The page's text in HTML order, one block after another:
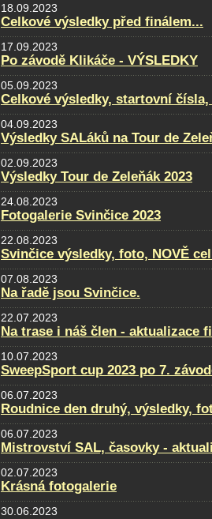
18.09.2023
Celkové výsledky před finálem...
17.09.2023
Po závodě Klikáče - VÝSLEDKY
05.09.2023
Celkové výsledky, startovní
04.09.2023
Výsledky SALáků na Tour de
02.09.2023
Výsledky Tour de Zeleňák 2023
24.08.2023
Fotogalerie Svinčice 2023
22.08.2023
Svinčice výsledky, foto, NOVĚ
07.08.2023
Na řadě jsou Svinčice.
22.07.2023
Na trase i náš člen - aktualizace
10.07.2023
SweepSport cup 2023 po 7.
06.07.2023
Roudnice den druhý, výsledky,
06.07.2023
Mistrovství SAL, časovky -
02.07.2023
Krásná fotogalerie
30.06.2023